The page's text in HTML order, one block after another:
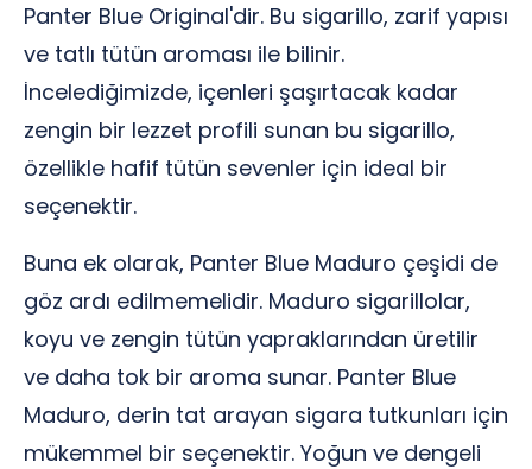
Panter Blue Original'dir. Bu sigarillo, zarif yapısı
ve tatlı tütün aroması ile bilinir.
İncelediğimizde, içenleri şaşırtacak kadar
zengin bir lezzet profili sunan bu sigarillo,
özellikle hafif tütün sevenler için ideal bir
seçenektir.
Buna ek olarak, Panter Blue Maduro çeşidi de
göz ardı edilmemelidir. Maduro sigarillolar,
koyu ve zengin tütün yapraklarından üretilir
ve daha tok bir aroma sunar. Panter Blue
Maduro, derin tat arayan sigara tutkunları için
mükemmel bir seçenektir. Yoğun ve dengeli